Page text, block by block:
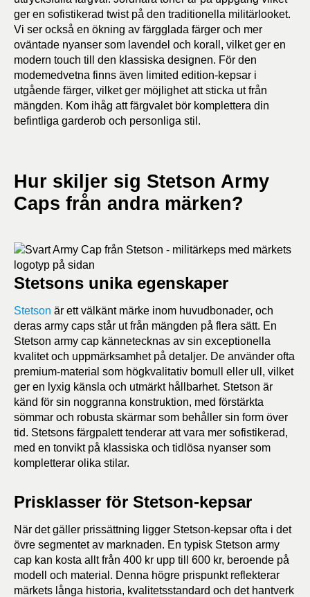
ger en sofistikerad twist på den traditionella militärlooket.
Vi ser också en ökning av färgglada färger och mer
oväntade nyanser som lavendel och korall, vilket ger en
modern touch till den klassiska designen. För den
modemedvetna finns även limited edition-kepsar i
utgående färger, vilket ger möjlighet att sticka ut från
mängden. Kom ihåg att färgvalet bör komplettera din
befintliga garderob och personliga stil.
Hur skiljer sig Stetson Army
Caps från andra märken?
Stetsons unika egenskaper
Stetson är ett välkänt märke inom huvudbonader, och
deras army caps står ut från mängden på flera sätt. En
Stetson army cap kännetecknas av sin exceptionella
kvalitet och uppmärksamhet på detaljer. De använder ofta
premium-material som högkvalitativ bomull eller ull, vilket
ger en lyxig känsla och utmärkt hållbarhet. Stetson är
känd för sin noggranna konstruktion, med förstärkta
sömmar och robusta skärmar som behåller sin form över
tid. Stetsons färgpalett tenderar att vara mer sofistikerad,
med en tonvikt på klassiska och tidlösa nyanser som
kompletterar olika stilar.
Prisklasser för Stetson-kepsar
När det gäller prissättning ligger Stetson-kepsar ofta i det
övre segmentet av marknaden. En typisk Stetson army
cap kan kosta allt från 400 kr upp till 600 kr, beroende på
modell och material. Denna högre prispunkt reflekterar
märkets långa historia, kvalitetsstandard och det hantverk